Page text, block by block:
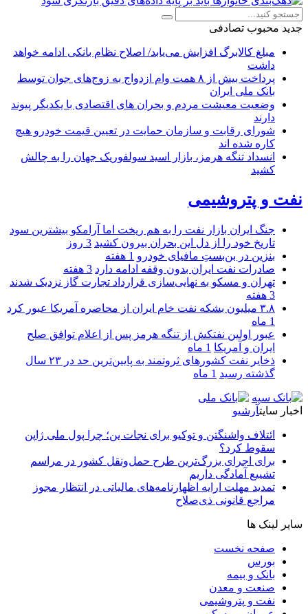
جدید محبوب تصادفی
مبلغ کالابرگ افزایش می‌یابد/ اصلاح نظام بانکی ادامه خواهد
داشت
پرداخت بیش از ۸ همت وام ازدواج به زوج‌های جوان توسط
بانک ملی ایران
وضعیت معیشت مردم و بحران های اقتصادی با یکدیگر پیوند
دارند
شورای رقابت و سازمان حمایت در تعیین قیمت خودرو هیچ
کاره شده اند
انسداد تنگه هرمز، بازار اسید سولفوریک جهان را به چالش
کشید
نفت و پتروشیمی
جنگ ایران بازار نفت را به هم ریخت اما آرامکو بیشترین سود
تاریخ خود را از دل این بحران بیرون کشید 3 روز
بنزین در بن‌بستِ مافیای خودرو 1 هفته
صادرات نفت ایران بدون وقفه ادامه دارد 3 هفته
تهران و مسکو به نهایی‌سازی قرارداد تجارت گاز نزدیک شدند
3 هفته
۳.۸ میلیون بشکه نفت خام ایران از محاصره آمریکا عبور کرد
1 ماه
عبور اولین نفتکش از تنگه هرمز پس از اعلام توافق صلح
ایران و آمریکا 1 ماه
ذخایر نفت کشورهای ثروتمند به پایین‌ترین حد در ۲۳ سال
گذشته رسید 1 ماه
اخبار سایتآرشیو
ائتلاف واشنگتن و توکیو برای نجات ین؛ چرا پول ملی ژاپن
سقوط کرد؟
برای اجرای بزرگ‌ترین طرح حمل‌ونقل کشور در مراسم
تشییع آمادگی داریم
تمدید مهلت ارایه اظهارنامه‌های مالیاتی در انتظار مجوز
مراجع قانونی ذی‌‏صلاح
سایر لینک ها
صفحه نخست
بورس
بانک و بیمه
صنعت و معدن
نفت و پتروشیمی